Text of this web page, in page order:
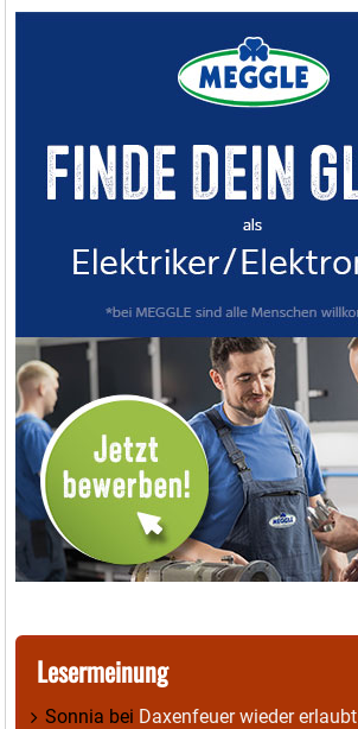
Lesermeinung
Sonnia bei Daxenfeuer wieder erlaubt